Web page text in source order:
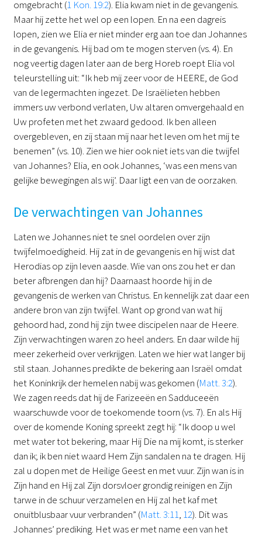
omgebracht (1 Kon. 19:2). Elia kwam niet in de gevangenis.
Maar hij zette het wel op een lopen. En na een dagreis
lopen, zien we Elia er niet minder erg aan toe dan Johannes
in de gevangenis. Hij bad om te mogen sterven (vs. 4). En
nog veertig dagen later aan de berg Horeb roept Elia vol
teleurstelling uit: “Ik heb mij zeer voor de HEERE, de God
van de legermachten ingezet. De Israëlieten hebben
immers uw verbond verlaten, Uw altaren omvergehaald en
Uw profeten met het zwaard gedood. Ik ben alleen
overgebleven, en zij staan mij naar het leven om het mij te
benemen” (vs. 10). Zien we hier ook niet iets van die twijfel
van Johannes? Elia, en ook Johannes, ‘was een mens van
gelijke bewegingen als wij’. Daar ligt een van de oorzaken.
De verwachtingen van Johannes
Laten we Johannes niet te snel oordelen over zijn
twijfelmoedigheid. Hij zat in de gevangenis en hij wist dat
Herodias op zijn leven aasde. Wie van ons zou het er dan
beter afbrengen dan hij? Daarnaast hoorde hij in de
gevangenis de werken van Christus. En kennelijk zat daar een
andere bron van zijn twijfel. Want op grond van wat hij
gehoord had, zond hij zijn twee discipelen naar de Heere.
Zijn verwachtingen waren zo heel anders. En daar wilde hij
meer zekerheid over verkrijgen. Laten we hier wat langer bij
stil staan. Johannes predikte de bekering aan Israël omdat
het Koninkrijk der hemelen nabij was gekomen (Matt. 3:2).
We zagen reeds dat hij de Farizeeën en Sadduceeën
waarschuwde voor de toekomende toorn (vs. 7). En als Hij
over de komende Koning spreekt zegt hij: “Ik doop u wel
met water tot bekering, maar Hij Die na mij komt, is sterker
dan ik; ik ben niet waard Hem Zijn sandalen na te dragen. Hij
zal u dopen met de Heilige Geest en met vuur. Zijn wan is in
Zijn hand en Hij zal Zijn dorsvloer grondig reinigen en Zijn
tarwe in de schuur verzamelen en Hij zal het kaf met
onuitblusbaar vuur verbranden” (Matt. 3:11, 12). Dit was
Johannes’ prediking. Het was er met name een van het